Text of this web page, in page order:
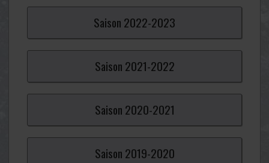
Saison 2022-2023
Saison 2021-2022
Saison 2020-2021
Saison 2019-2020